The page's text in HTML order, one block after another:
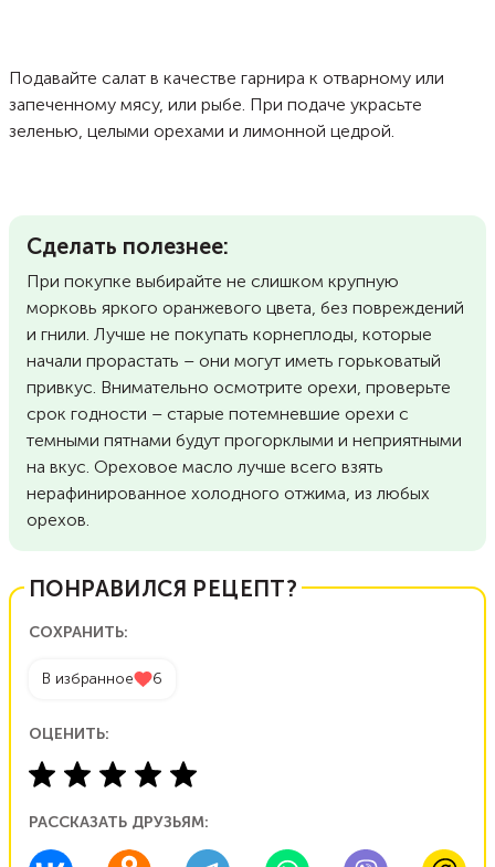
Подавайте салат в качестве гарнира к отварному или
запеченному мясу, или рыбе. При подаче украсьте
зеленью, целыми орехами и лимонной цедрой.
Сделать полезнее:
При покупке выбирайте не слишком крупную
морковь яркого оранжевого цвета, без повреждений
и гнили. Лучше не покупать корнеплоды, которые
начали прорастать – они могут иметь горьковатый
привкус. Внимательно осмотрите орехи, проверьте
срок годности – старые потемневшие орехи с
темными пятнами будут прогорклыми и неприятными
на вкус. Ореховое масло лучше всего взять
нерафинированное холодного отжима, из любых
орехов.
ПОНРАВИЛСЯ РЕЦЕПТ?
СОХРАНИТЬ:
В избранное 6
ОЦЕНИТЬ:
РАССКАЗАТЬ ДРУЗЬЯМ: